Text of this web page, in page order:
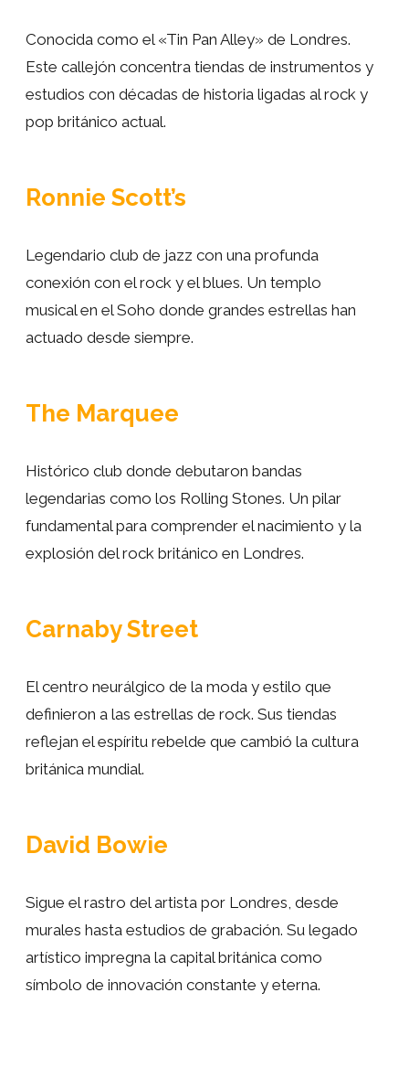
Recrearemos la portada de What’s The Story
Morning GlorydeOasis, en una calle donde se
encuentran 3 legendarias tiendas de vinilos, antes
de llegar aCarnaby Street
mismo donde surgiría el amor entre Paul
McArtney y Linda Eastman, antes de llegar a la
calle que sirvió de inspiración para la portada
The Rise and Fall of Ziggy Stardust
Terminaremos el tour, delante de la ubicación
gran parte del album Let it Bey donde los
Beatlesdieron su mítico concierto en la azotea,
que resultaría ser su último, en enero del 69.
¿Vienes en grupo y prefieres un tour privado?
¡Consulta nuestros precios
Conocida como el «Tin Pan Alley» de Londres.
Este callejón concentra tiendas de instrumentos y
estudios con décadas de historia ligadas al rock y
pop británico actual.
Ronnie Scott’s
Legendario club de jazz con una profunda
conexión con el rock y el blues. Un templo
musical en el Soho donde grandes estrellas han
actuado desde siempre.
The Marquee
Histórico club donde debutaron bandas
legendarias como los Rolling Stones. Un pilar
fundamental para comprender el nacimiento y la
explosión del rock británico en Londres.
Carnaby Street
El centro neurálgico de la moda y estilo que
definieron a las estrellas de rock. Sus tiendas
reflejan el espíritu rebelde que cambió la cultura
británica mundial.
David Bowie
Sigue el rastro del artista por Londres, desde
murales hasta estudios de grabación. Su legado
artístico impregna la capital británica como
símbolo de innovación constante y eterna.